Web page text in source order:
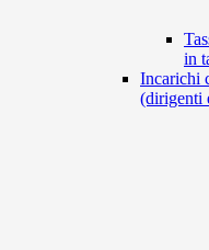
in
Incarichi
(dirigenti